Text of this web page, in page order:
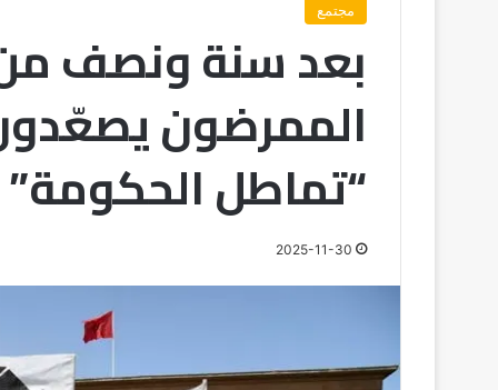
مجتمع
بعد سنة ونصف
الممرضون
“تماطل الحكومة”
2025-11-30